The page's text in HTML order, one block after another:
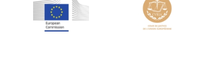
Jean-Louis Schiltz
Jean-Victor Louis